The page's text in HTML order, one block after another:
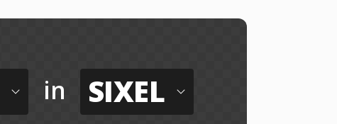
in SIXEL